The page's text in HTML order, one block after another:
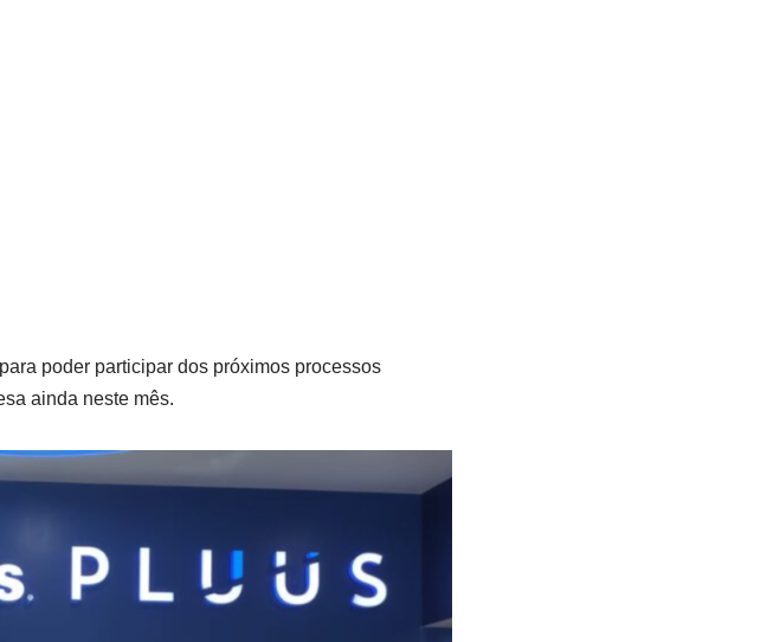
poder participar dos próximos processos
ainda neste mês.